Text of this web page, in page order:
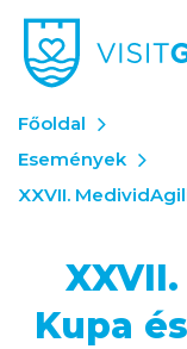
Főoldal
Események
XXVII.
Kupa